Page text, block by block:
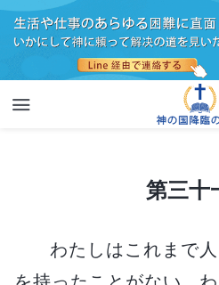
第三十
わたしはこれまで